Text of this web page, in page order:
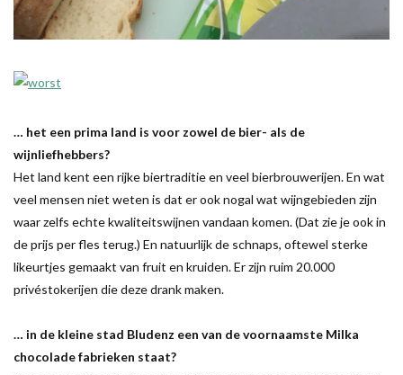
… het een prima land is voor zowel de bier- als de
wijnliefhebbers?
Het land kent een rijke biertraditie en veel bierbrouwerijen. En wat
veel mensen niet weten is dat er ook nogal wat wijngebieden zijn
waar zelfs echte kwaliteitswijnen vandaan komen. (Dat zie je ook in
de prijs per fles terug.) En natuurlijk de schnaps, oftewel sterke
likeurtjes gemaakt van fruit en kruiden. Er zijn ruim 20.000
privéstokerijen die deze drank maken.
… in de kleine stad Bludenz een van de voornaamste Milka
chocolade fabrieken staat?